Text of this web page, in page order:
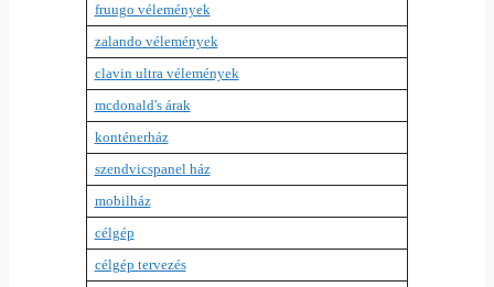
fruugo vélemények
zalando vélemények
clavin ultra vélemények
mcdonald's árak
konténerház
szendvicspanel ház
mobilház
célgép
célgép tervezés